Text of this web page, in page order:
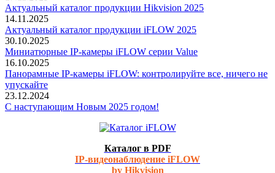
Актуальный каталог продукции Hikvision 2025
14.11.2025
Актуальный каталог продукции iFLOW 2025
30.10.2025
Миниатюрные IP-камеры iFLOW серии Value
16.10.2025
Панорамные IP-камеры iFLOW: контролируйте все, ничего не
упускайте
23.12.2024
С наступающим Новым 2025 годом!
Каталог в PDF
IP-видеонаблюдение iFLOW
by Hikvision